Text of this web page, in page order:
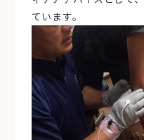
ています。